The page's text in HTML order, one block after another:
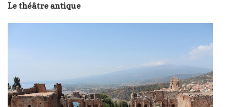
Le théâtre antique